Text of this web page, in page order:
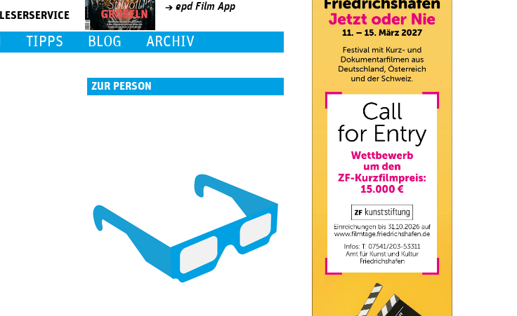
LESERSERVICE
epd Film App
TIPPS BLOG ARCHIV
ZUR PERSON